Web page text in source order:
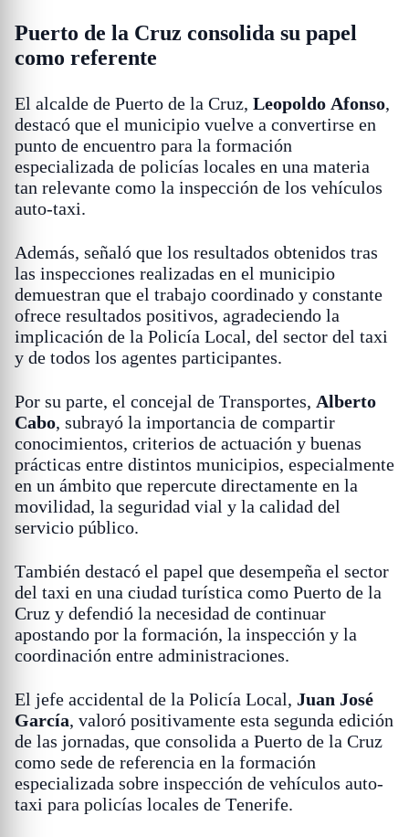
Puerto de la Cruz consolida su papel
como referente
El alcalde de Puerto de la Cruz, Leopoldo Afonso,
destacó que el municipio vuelve a convertirse en
punto de encuentro para la formación
especializada de policías locales en una materia
tan relevante como la inspección de los vehículos
auto-taxi.
Además, señaló que los resultados obtenidos tras
las inspecciones realizadas en el municipio
demuestran que el trabajo coordinado y constante
ofrece resultados positivos, agradeciendo la
implicación de la Policía Local, del sector del taxi
y de todos los agentes participantes.
Por su parte, el concejal de Transportes, Alberto
Cabo, subrayó la importancia de compartir
conocimientos, criterios de actuación y buenas
prácticas entre distintos municipios, especialmente
en un ámbito que repercute directamente en la
movilidad, la seguridad vial y la calidad del
servicio público.
También destacó el papel que desempeña el sector
del taxi en una ciudad turística como Puerto de la
Cruz y defendió la necesidad de continuar
apostando por la formación, la inspección y la
coordinación entre administraciones.
El jefe accidental de la Policía Local, Juan José
García, valoró positivamente esta segunda edición
de las jornadas, que consolida a Puerto de la Cruz
como sede de referencia en la formación
especializada sobre inspección de vehículos auto-
taxi para policías locales de Tenerife.